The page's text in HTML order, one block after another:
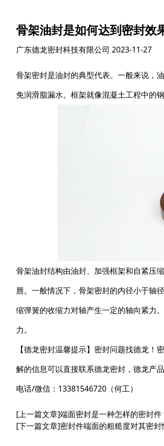
骨架油封是如何达到密封效
广东德龙密封科技有限公司 2023-11-27
骨架密封是油封的典型代表。一般来说，
免润滑脂漏水。框架就像混凝土工程中的
骨架油封结构由油封、加强框架和自紧压
唇。一般情况下，骨架密封的内径小于轴
缩弹簧的收缩力对轴产生一定的轴向紧力
力。
【德龙密封温馨提示】密封问题找德龙
解的信息可以直接联系德龙密封，德龙产
电话/微信：13381546720（何工）
[上一篇文章]端面密封是一种怎样的密封件
[下一篇文章]密封件端面的粗糙度对其密封